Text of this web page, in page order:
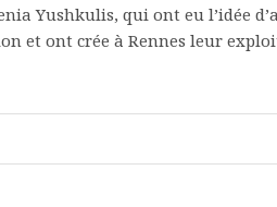
Yushkulis, qui ont eu l’idée
et ont crée à Rennes leur